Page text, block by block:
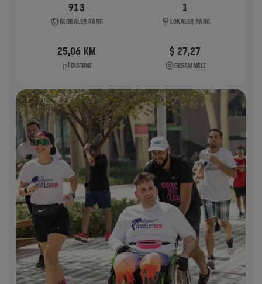
913
GLOBALER RANG
1
LOKALER RANG
25,06 KM
DISTANZ
$ 27,27
GESAMMELT